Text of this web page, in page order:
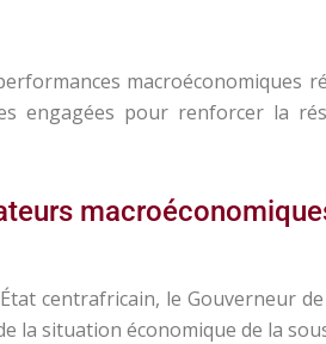
macroéconomiques
engagées pour renforcer la
centrafricain, le Gouverneur de
la situation économique de la